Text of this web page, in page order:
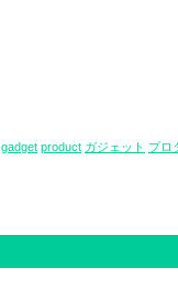
gadget product ガジェット プロ